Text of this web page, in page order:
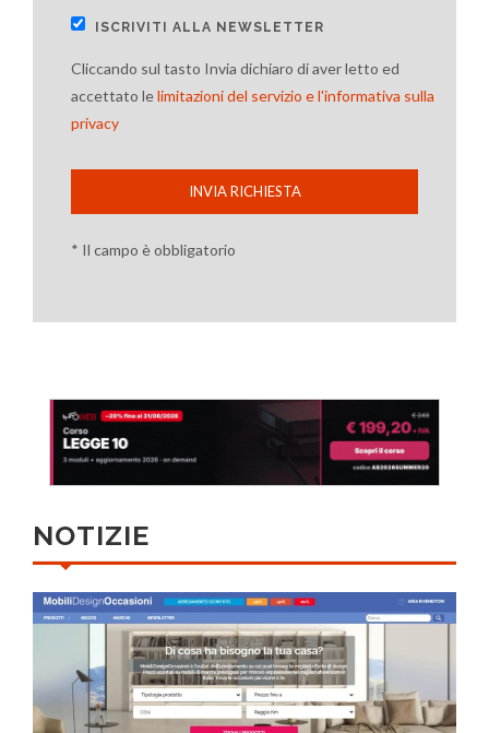
ISCRIVITI ALLA NEWSLETTER
Cliccando sul tasto Invia dichiaro di aver letto ed
accettato lelimitazioni del servizio e l'informativa sulla
privacy
INVIA RICHIESTA
* Il campo è obbligatorio
NOTIZIE